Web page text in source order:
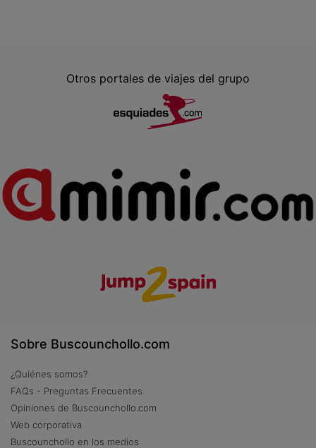
Otros portales de viajes del grupo
Sobre Buscounchollo.com
¿Quiénes somos?
FAQs - Preguntas Frecuentes
Opiniones de Buscounchollo.com
Web corporativa
Buscounchollo en los medios